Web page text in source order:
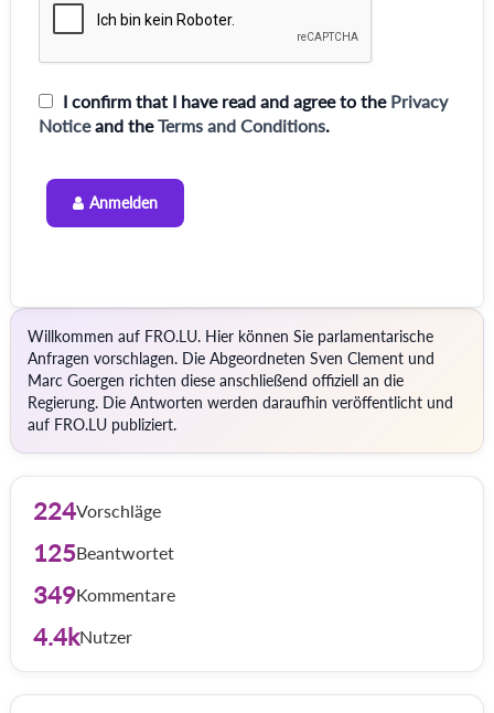
I confirm that I have read and agree to the Privacy
Noticeand theTerms and Conditions.
Anmelden
Willkommen auf FRO.LU. Hier können Sie parlamentarische
Anfragen vorschlagen. Die Abgeordneten Sven Clement und
Marc Goergen richten diese anschließend offiziell an die
Regierung. Die Antworten werden daraufhin veröffentlicht und
auf FRO.LU publiziert.
224Vorschläge
125Beantwortet
349Kommentare
4.4kNutzer